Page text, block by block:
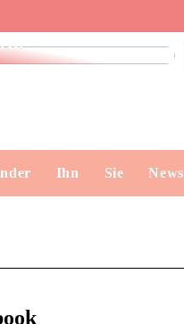
Ihn Sie News